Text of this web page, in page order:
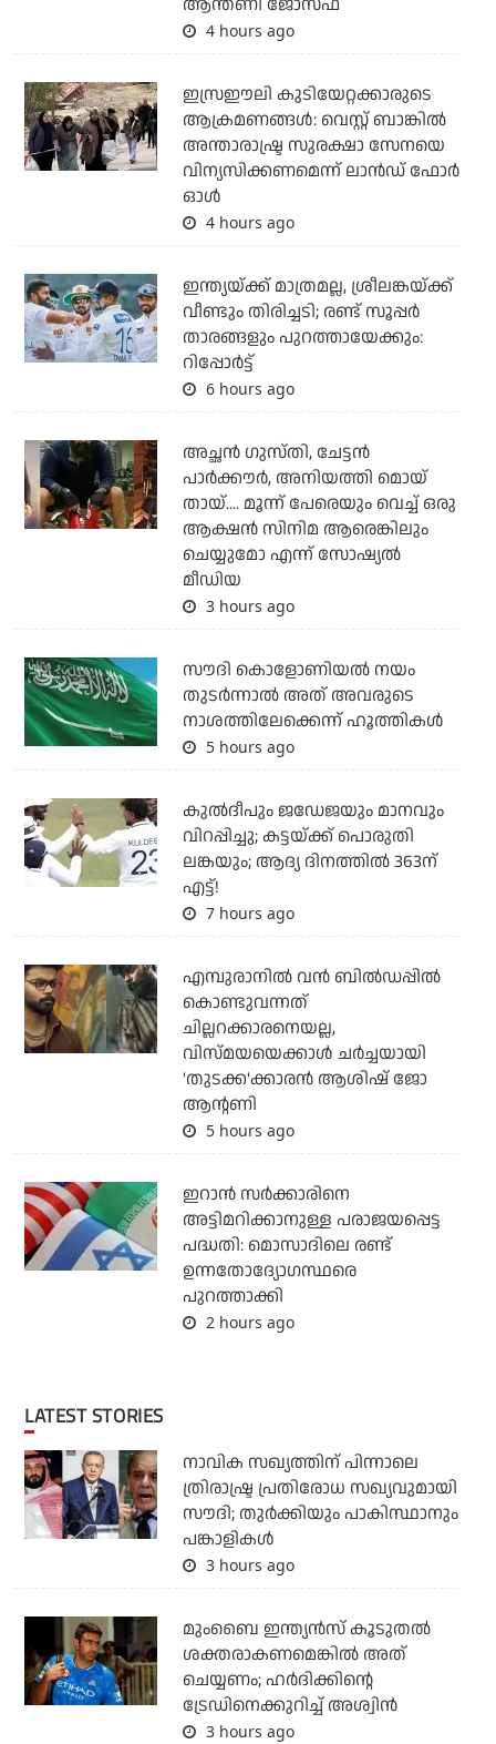
ആന്തണി ജോസഫ്
4 hours ago
ഇസ്രഈലി കുടിയേറ്റക്കാരുടെ
ആക്രമണങ്ങള്‍: വെസ്റ്റ് ബാങ്കില്‍
അന്താരാഷ്ട്ര സുരക്ഷാ സേനയെ
വിന്യസിക്കണമെന്ന് ലാന്‍ഡ് ഫോര്‍
ഓള്‍
4 hours ago
ഇന്ത്യയ്ക്ക് മാത്രമല്ല, ശ്രീലങ്കയ്ക്ക്
വീണ്ടും തിരിച്ചടി; രണ്ട് സൂപ്പര്‍
താരങ്ങളും പുറത്തായേക്കും:
റിപ്പോര്‍ട്ട്
6 hours ago
അച്ഛന്‍ ഗുസ്തി, ചേട്ടന്‍
പാര്‍ക്കൗര്‍, അനിയത്തി മൊയ്
തായ്.... മൂന്ന് പേരെയും വെച്ച് ഒരു
ആക്ഷന്‍ സിനിമ ആരെങ്കിലും
ചെയ്യുമോ എന്ന് സോഷ്യല്‍
മീഡിയ
3 hours ago
സൗദി കൊളോണിയല്‍ നയം
തുടര്‍ന്നാല്‍ അത് അവരുടെ
നാശത്തിലേക്കെന്ന് ഹൂത്തികള്‍
5 hours ago
കുല്‍ദീപും ജഡേജയും മാനവും
വിറപ്പിച്ചു; കട്ടയ്ക്ക് പൊരുതി
ലങ്കയും; ആദ്യ ദിനത്തില്‍ 363ന്
എട്ട്!
7 hours ago
എമ്പുരാനില്‍ വന്‍ ബില്‍ഡപ്പില്‍
കൊണ്ടുവന്നത്
ചില്ലറക്കാരനെയല്ല,
വിസ്മയയെക്കാള്‍ ചര്‍ച്ചയായി
'തുടക്ക'ക്കാരന്‍ ആശിഷ് ജോ
ആന്റണി
5 hours ago
ഇറാന്‍ സര്‍ക്കാരിനെ
അട്ടിമറിക്കാനുള്ള പരാജയപ്പെട്ട
പദ്ധതി: മൊസാദിലെ രണ്ട്
ഉന്നതോദ്യോഗസ്ഥരെ
പുറത്താക്കി
2 hours ago
LATEST STORIES
നാവിക സഖ്യത്തിന് പിന്നാലെ
ത്രിരാഷ്ട്ര പ്രതിരോധ സഖ്യവുമായി
സൗദി; തുര്‍ക്കിയും പാകിസ്ഥാനും
പങ്കാളികള്‍
3 hours ago
മുംബൈ ഇന്ത്യന്‍സ് കൂടുതല്‍
ശക്തരാകണമെങ്കില്‍ അത്
ചെയ്യണം; ഹര്‍ദിക്കിന്റെ
ട്രേഡിനെക്കുറിച്ച് അശ്വിന്‍
3 hours ago